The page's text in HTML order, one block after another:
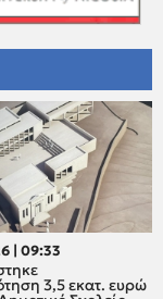
| 09:33
3,5 εκατ. ευρώ